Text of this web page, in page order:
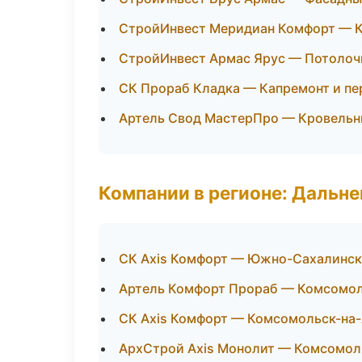
СтройИнвест Меридиан Комфорт —
СтройИнвест Армас Ярус —
СК Прораб Кладка — Капремонт и
Артель Свод МастерПро —
Компании в регионе:
СК Axis Комфорт — Южно-Сахалинск
Артель Комфорт Прораб —
СК Axis Комфорт — Комсомольск-
АрхСтрой Axis Монолит —